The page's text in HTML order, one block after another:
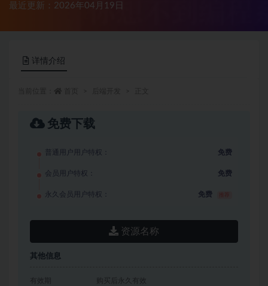
最近更新：2026年04月19日
详情介绍
免费下载
普通用户用户特权： 免费
会员用户特权： 免费
永久会员用户特权： 免费
资源名称
其他信息
有效期 购买后永久有效